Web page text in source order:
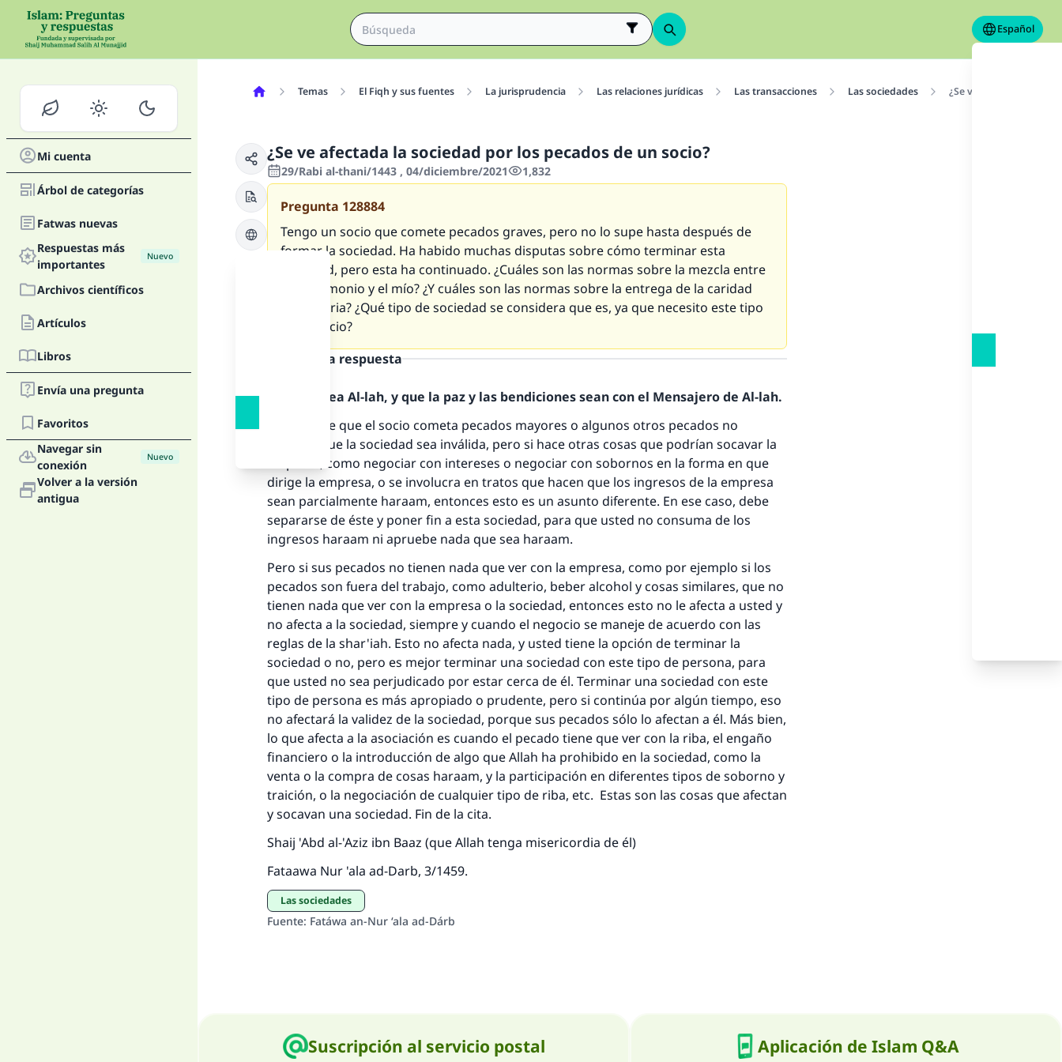
Español
Mi cuenta
Árbol de categorías
Fatwas nuevas
Respuestas más
importantes
Nuevo
Archivos científicos
Artículos
Libros
Envía una pregunta
Favoritos
Navegar sin
conexión
Nuevo
Volver a la versión
antigua
Temas El Fiqh y sus fuentes La jurisprudencia Las relaciones jurídicas Las transacciones Las sociedades ¿Se ve afectada la
¿Se ve afectada la sociedad por los pecados de un socio?
29/Rabi al-thani/1443 , 04/diciembre/2021 1,832
Pregunta 128884
Tengo un socio que comete pecados graves, pero no lo supe hasta después de
formar la sociedad. Ha habido muchas disputas sobre cómo terminar esta
sociedad, pero esta ha continuado. ¿Cuáles son las normas sobre la mezcla entre
su patrimonio y el mío? ¿Y cuáles son las normas sobre la entrega de la caridad
obligatoria? ¿Qué tipo de sociedad se considera que es, ya que necesito este tipo
de negocio?
Texto de la respuesta
Alabado sea Al-lah, y que la paz y las bendiciones sean con el Mensajero de Al-lah.
El hecho de que el socio cometa pecados mayores o algunos otros pecados no
significa que la sociedad sea inválida, pero si hace otras cosas que podrían socavar la
empresa, como negociar con intereses o negociar con sobornos en la forma en que
dirige la empresa, o se involucra en tratos que hacen que los ingresos de la empresa
sean parcialmente haraam, entonces esto es un asunto diferente. En ese caso, debe
separarse de éste y poner fin a esta sociedad, para que usted no consuma de los
ingresos haraam ni apruebe nada que sea haraam.
Pero si sus pecados no tienen nada que ver con la empresa, como por ejemplo si los
pecados son fuera del trabajo, como adulterio, beber alcohol y cosas similares, que no
tienen nada que ver con la empresa o la sociedad, entonces esto no le afecta a usted y
no afecta a la sociedad, siempre y cuando el negocio se maneje de acuerdo con las
reglas de la shar'iah. Esto no afecta nada, y usted tiene la opción de terminar la
sociedad o no, pero es mejor terminar una sociedad con este tipo de persona, para
que usted no sea perjudicado por estar cerca de él. Terminar una sociedad con este
tipo de persona es más apropiado o prudente, pero si continúa por algún tiempo, eso
no afectará la validez de la sociedad, porque sus pecados sólo lo afectan a él. Más bien,
lo que afecta a la asociación es cuando el pecado tiene que ver con la riba, el engaño
financiero o la introducción de algo que Allah ha prohibido en la sociedad, como la
venta o la compra de cosas haraam, y la participación en diferentes tipos de soborno y
traición, o la negociación de cualquier tipo de riba, etc. Estas son las cosas que afectan
y socavan una sociedad. Fin de la cita.
Shaij 'Abd al-'Aziz ibn Baaz (que Allah tenga misericordia de él)
Fataawa Nur 'ala ad-Darb, 3/1459.
Las sociedades
Fuente: Fatáwa an-Nur ‘ala ad-Dárb
Suscripción al servicio postal Aplicación de Islam Q&A
La respuesta no. 110845 salvó un matrimonio.
Desde la Q hasta la A, su contribución ayuda a IslamQA.
Profeta ﷺ dijo:
"Una persona que orienta a otros a hacer el bien obtendrá la
misma recompensa que aquellos que lo realicen."
(MUSLIM, 1893)
Contribuir